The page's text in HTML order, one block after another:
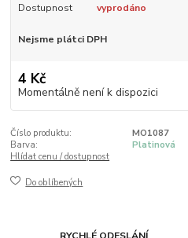
Dostupnost vyprodáno
Nejsme plátci DPH
4 Kč
Momentálně není k dispozici
Číslo produktu:
MO1087
Barva:
Platinová
Hlídat cenu / dostupnost
Do oblíbených